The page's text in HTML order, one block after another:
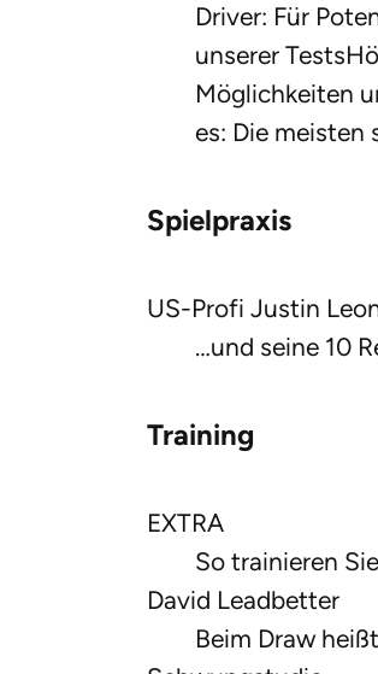
Driver: Für
unserer
Möglichkeiten
es: Die meisten
Spielpraxis
US-Profi Justin
…und seine 10
Training
EXTRA
So trainieren
David Leadbetter
Beim Draw